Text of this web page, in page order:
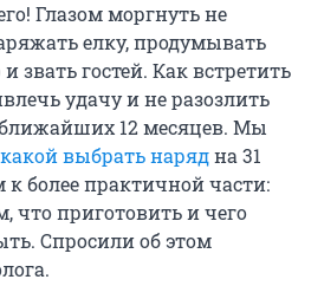
Глазом моргнуть не
елку, продумывать
звать гостей. Как встретить
удачу и не разозлить
12 месяцев. Мы
какой выбрать нарядна 31
к более практичной части:
что приготовить и чего
Спросили об этом